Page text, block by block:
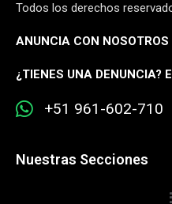
Todos los derechos
ANUNCIA CON NOSOTROS
¿TIENES UNA DENUNCIA?
+51 961-602-710
Nuestras Secciones